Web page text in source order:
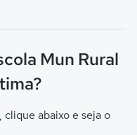
Mun Rural
clique abaixo e seja o